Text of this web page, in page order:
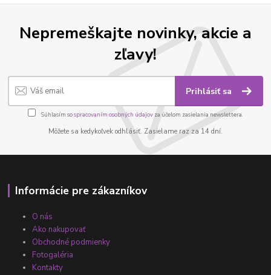
Nepremeškajte novinky, akcie a
zľavy!
Prihlásiť sa
Súhlasím sospracovaním osobných údajov za účelom zasielania newslettera.
Môžete sa kedykoľvek odhlásiť. Zasielame raz za 14 dní.
Informácie pre zákazníkov
O nás
Ako nakupovať
Obchodné podmienky
Fotogaléria
Kontakty